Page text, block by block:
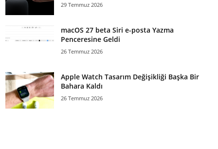
29 Temmuz 2026
macOS 27 beta Siri e-posta Yazma
Penceresine Geldi
26 Temmuz 2026
Apple Watch Tasarım Değişikliği Başka Bir
Bahara Kaldı
26 Temmuz 2026